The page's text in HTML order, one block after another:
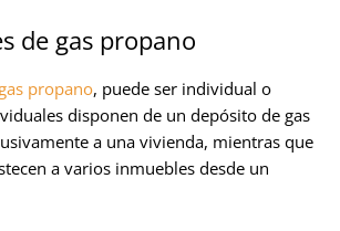
de gas propano
propano, puede ser individual o
disponen de un depósito de gas
a una vivienda, mientras que
a varios inmuebles desde un